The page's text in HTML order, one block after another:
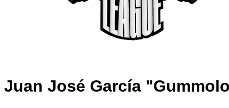
Juan José García